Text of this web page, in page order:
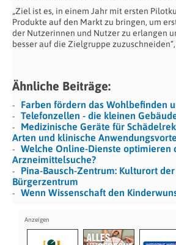
„Ziel ist es, in einem Jahr mit ersten
Produkte auf den Markt zu bringen, um
der Nutzerinnen und Nutzer zu erlangen
besser auf die Zielgruppe
Ähnliche Beiträge:
Farben fördern das Wohlbefinden
Telefonzellen - die kleinen
Medizinische Geräte für
Arten und klinische
Welche Online-Dienste optimieren
Arzneimittelsuche?
Pina-Bausch-Zentrum: Kulturort
Bürgerzentrum
Wenn Wissenschaft den